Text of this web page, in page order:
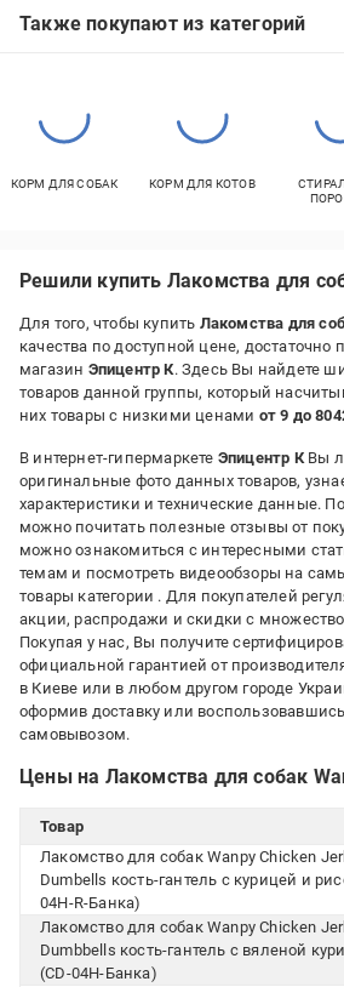
Также покупают из категорий
КОРМ ДЛЯ СОБАК КОРМ ДЛЯ КОТОВ
Решили купить Лакомства для
Для того, чтобы купить Лакомства для
качества по доступной цене, достаточно
магазин Эпицентр К. Здесь Вы найдете
товаров данной группы, который
них товары с низкими ценами от 9 до
В интернет-гипермаркете Эпицентр КВы
оригинальные фото данных товаров,
характеристики и технические данные.
можно почитать полезные отзывы от
можно ознакомиться с интересными
темам и посмотреть видеообзоры на
товары категории . Для покупателей
акции, распродажи и скидки с
Покупая у нас, Вы получите
официальной гарантией от
в Киеве или в любом другом городе
оформив доставку или
самовывозом.
Цены на Лакомства для собак
Товар
Лакомство для собак Wanpy Chicken
Dumbells кость-гантель с курицей и
04H-R-Банка)
Лакомство для собак Wanpy Chicken
Dumbbells кость-гантель с вяленой
(CD-04H-Банка)